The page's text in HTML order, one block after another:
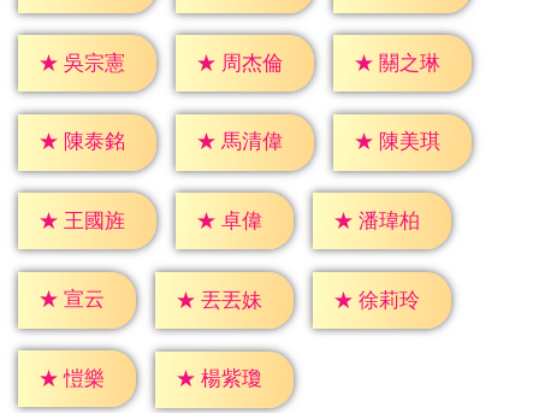
★ 吳宗憲 ★ 周杰倫 ★ 關之琳
★ 陳泰銘 ★ 馬清偉 ★ 陳美琪
★ 王國旌 ★ 卓偉 ★ 潘瑋柏
★ 宣云 ★ 丟丟妹 ★ 徐莉玲
★ 愷樂 ★ 楊紫瓊